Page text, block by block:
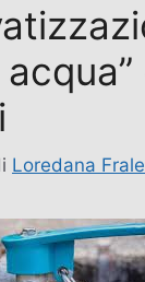
Loredana